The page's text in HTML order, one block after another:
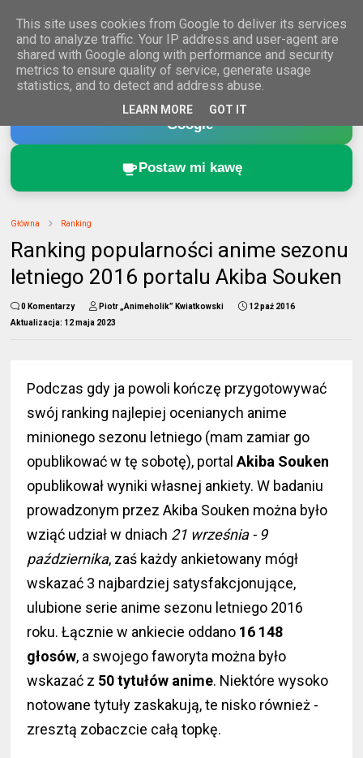
Dodaj Animeholik.pl do ulubionych źródeł w
Google
Postaw mi kawę
Główna Ranking
Ranking popularności anime sezonu
letniego 2016 portalu Akiba Souken
0 Komentarzy Piotr „Animeholik” Kwiatkowski
12 paź 2016
Aktualizacja: 12 maja 2023
Podczas gdy ja powoli kończę przygotowywać
swój ranking najlepiej ocenianych anime
minionego sezonu letniego (mam zamiar go
opublikować w tę sobotę), portalAkiba Souken
opublikował wyniki własnej ankiety. W badaniu
prowadzonym przez Akiba Souken można było
wziąć udział w dniach 21 września - 9
października, zaś każdy ankietowany mógł
wskazać 3 najbardziej satysfakcjonujące,
ulubione serie anime sezonu letniego 2016
roku. Łącznie w ankiecie oddano 16 148
głosów, a swojego faworyta można było
wskazać z 50 tytułów anime. Niektóre wysoko
notowane tytuły zaskakują, te nisko również -
zresztą zobaczcie całą topkę.
This site uses cookies from Google to deliver its services
and to analyze traffic. Your IP address and user-agent are
shared with Google along with performance and security
metrics to ensure quality of service, generate usage
statistics, and to detect and address abuse.
LEARN MORE GOT IT